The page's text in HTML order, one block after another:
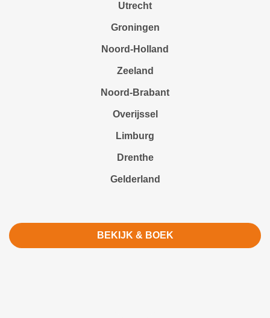
Utrecht
Groningen
Noord-Holland
Zeeland
Noord-Brabant
Overijssel
Limburg
Drenthe
Gelderland
BEKIJK & BOEK